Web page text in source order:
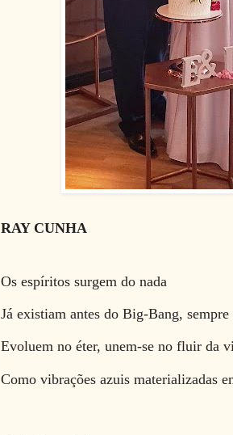
RAY CUNHA
Os espíritos surgem do nada
Já existiam antes do Big-Bang,
Evoluem no éter, unem-se no fluir da
Como vibrações azuis materializadas